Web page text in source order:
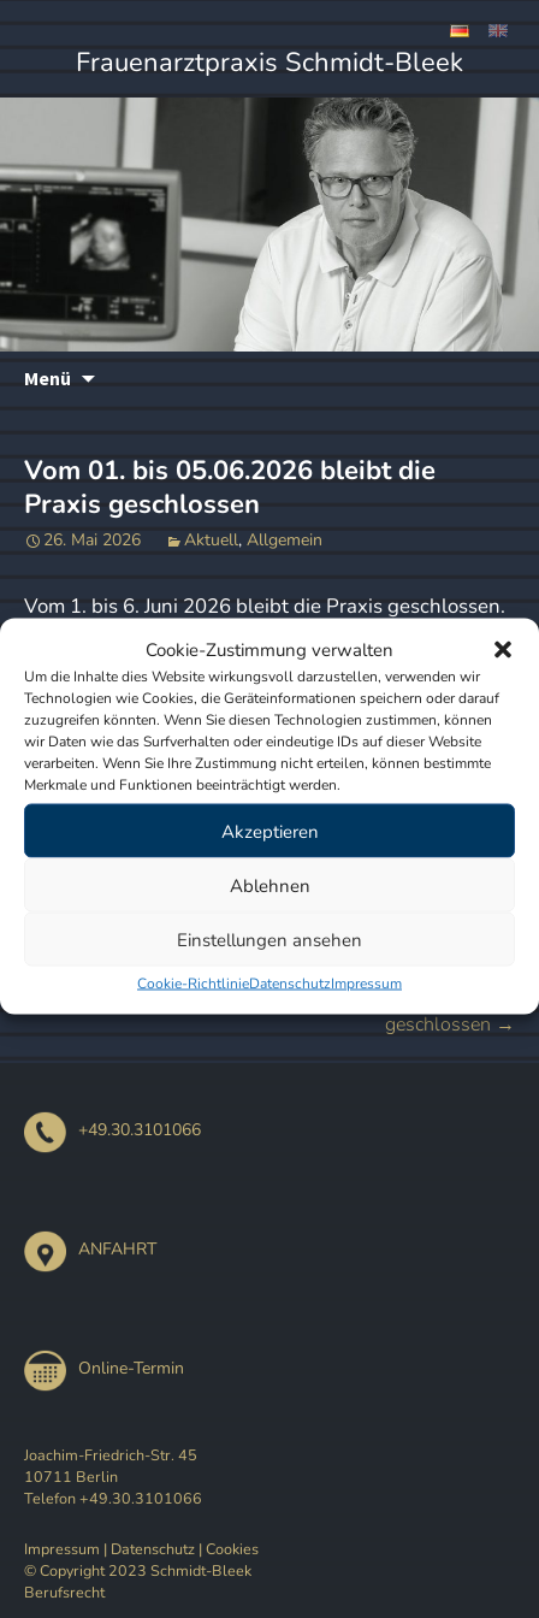
Cookie-Zustimmung verwalten
Um die Inhalte dies Website wirkungsvoll darzustellen, verwenden wir
Technologien wie Cookies, die Geräteinformationen speichern oder darauf
zuzugreifen könnten. Wenn Sie diesen Technologien zustimmen, können
wir Daten wie das Surfverhalten oder eindeutige IDs auf dieser Website
verarbeiten. Wenn Sie Ihre Zustimmung nicht erteilen, können bestimmte
Merkmale und Funktionen beeinträchtigt werden.
Akzeptieren
Ablehnen
Einstellungen ansehen
Cookie-RichtlinieDatenschutzImpressum
Frauenarztpraxis Schmidt-Bleek
Menü
Vom 01. bis 05.06.2026 bleibt die
Praxis geschlossen
26. Mai 2026 Aktuell, Allgemein
Vom 1. bis 6. Juni 2026 bleibt die Praxis geschlossen.
Die Vertretung für akute Notfälle übernimmt die
Praxis:
Dr. med. H. Jarmer
Pariser Str. 12
10719 Berlin
Telefonische Voranmeldung unter: 030/ 883 59 53
Beitragsnavigation
Am 31.07. und am 07.08.2026 bleibt die Praxis
geschlossen→
+49.30.3101066
ANFAHRT
Online-Termin
Joachim-Friedrich-Str. 45
10711 Berlin
Telefon +49.30.3101066
Impressum | Datenschutz |Cookies
© Copyright 2023 Schmidt-Bleek
Berufsrecht